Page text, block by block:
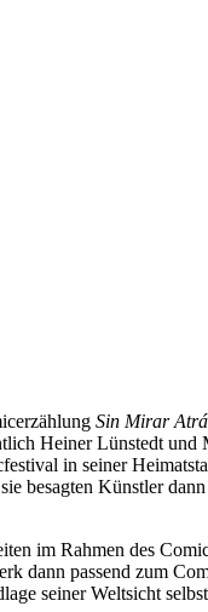
Sin Mirar
Heiner Lünstedt
in seiner
Künstler
im Rahmen des
dann passend zum
seiner Weltsicht